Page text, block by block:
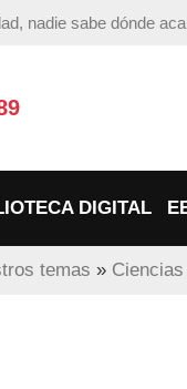
nadie sabe dónde
DIGITAL
temas »